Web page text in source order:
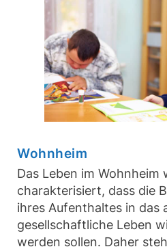
Wohnheim
Das Leben im Wohnheim
charakterisiert, dass die
ihres Aufenthaltes in das
gesellschaftliche Leben
werden sollen. Daher